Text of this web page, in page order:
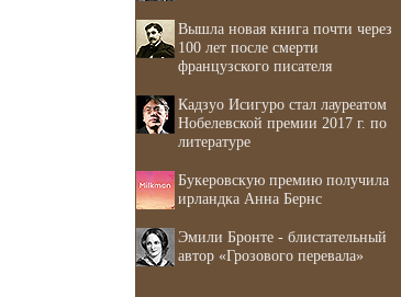
Вышла новая книга почти через
100 лет после смерти
французского писателя
Кадзуо Исигуро стал лауреатом
Нобелевской премии 2017 г. по
литературе
Букеровскую премию получила
ирландка Анна Бернс
Эмили Бронте - блистательный
автор «Грозового перевала»